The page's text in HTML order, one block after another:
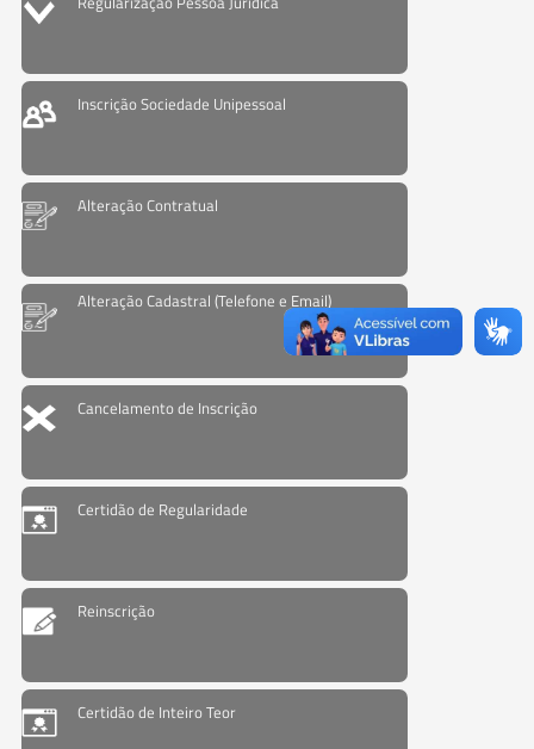
Inscrição Sociedade Unipessoal
Alteração Contratual
Alteração Cadastral (Telefone e Email)
Cancelamento de Inscrição
Certidão de Regularidade
Reinscrição
Certidão de Inteiro Teor